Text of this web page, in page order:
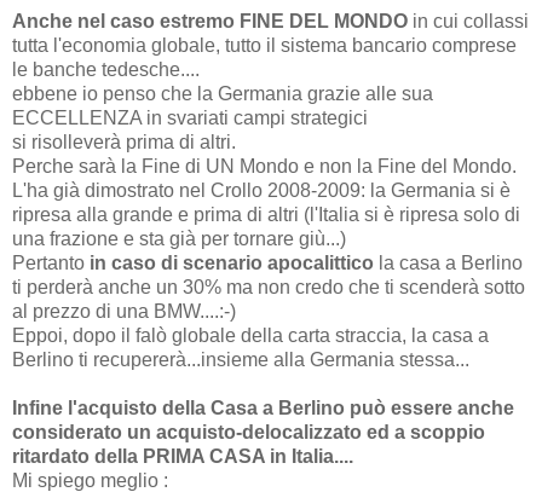
Anche nel caso estremo FINE DEL MONDO in cui collassi
tutta l'economia globale, tutto il sistema bancario comprese
le banche tedesche....
ebbene io penso che la Germania grazie alle sua
ECCELLENZA in svariati campi strategici
si risolleverà prima di altri.
Perche sarà la Fine di UN Mondo e non la Fine del Mondo.
L'ha già dimostrato nel Crollo 2008-2009: la Germania si è
ripresa alla grande e prima di altri (l'Italia si è ripresa solo di
una frazione e sta già per tornare giù...)
Pertanto in caso di scenario apocalittico la casa a Berlino
ti perderà anche un 30% ma non credo che ti scenderà sotto
al prezzo di una BMW....:-)
Eppoi, dopo il falò globale della carta straccia, la casa a
Berlino ti recupererà...insieme alla Germania stessa...
Infine l'acquisto della Casa a Berlino può essere anche
considerato un acquisto-delocalizzato ed a scoppio
ritardato della PRIMA CASA in Italia....
Mi spiego meglio :